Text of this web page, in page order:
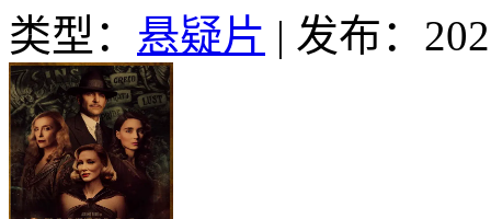
类型： 悬疑片 | 发布：